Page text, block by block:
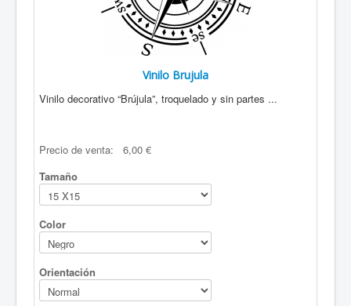
Vinilo Brujula
Vinilo decorativo “Brújula”, troquelado y sin partes ...
Precio de venta:
6,00 €
Tamaño
Color
Orientación